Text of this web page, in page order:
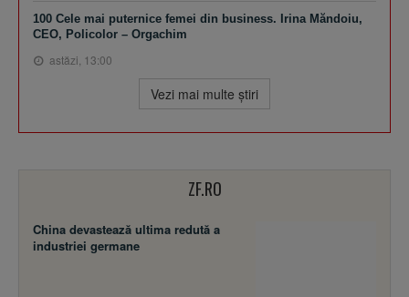
100 Cele mai puternice femei din business. Irina Măndoiu,
CEO, Policolor – Orgachim
astăzi, 13:00
Vezi mai multe ştiri
ZF.RO
China devastează ultima redută a
industriei germane